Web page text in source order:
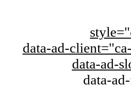
data-ad-
data-ad-
data-